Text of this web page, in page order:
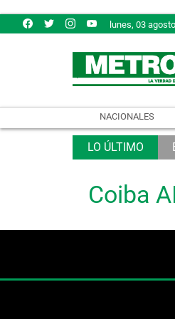
lunes, 03
NACIONALES
Coiba